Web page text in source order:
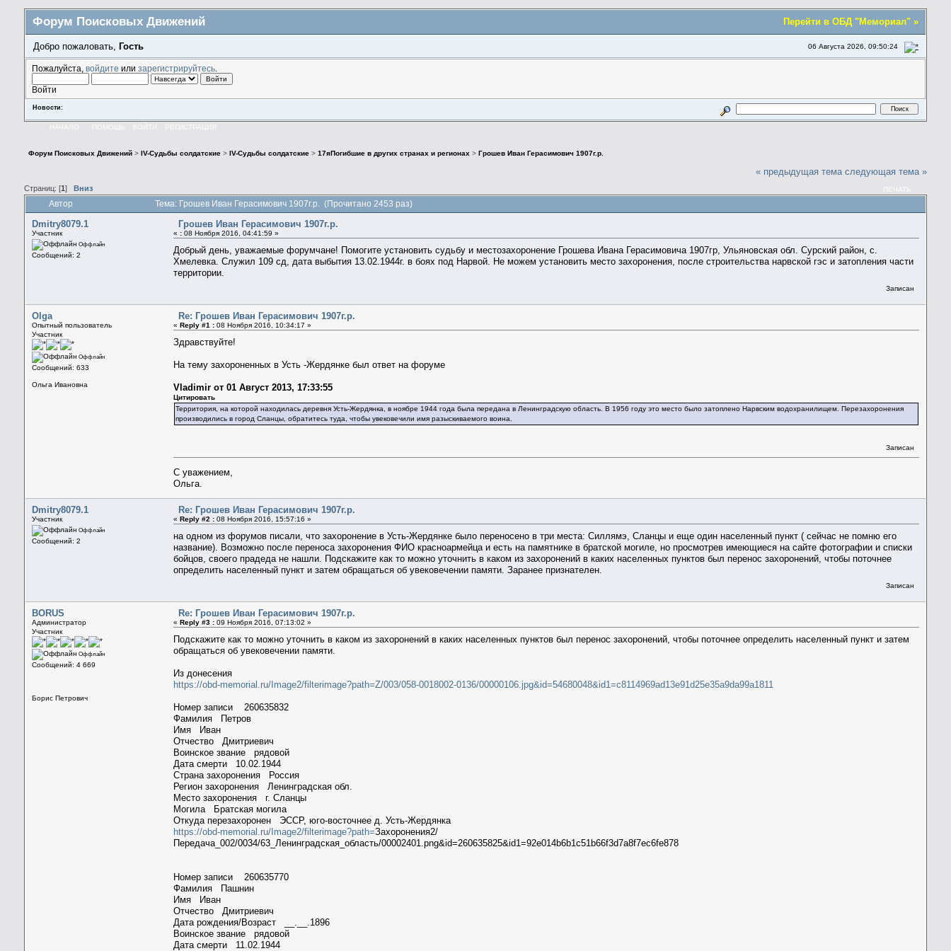
Перейти в ОБД "Мемориал" »
Форум Поисковых Движений
06 Августа 2026, 09:50:24
Добро пожаловать, Гость
Пожалуйста, войдите или зарегистрируйтесь.
Войти
Новости:
НАЧАЛО ПОМОЩЬ ВОЙТИ РЕГИСТРАЦИЯ
Форум Поисковых Движений > IV-Судьбы солдатские > IV-Судьбы солдатские >17яПогибшие в других странах и регионах > Грошев Иван Герасимович 1907г.р.
« предыдущая тема следующая тема »
Страниц: [1 ] Вниз ПЕЧАТЬ
Автор Тема: Грошев Иван Герасимович 1907г.р. (Прочитано 2453 раз)
Dmitry8079.1
Участник
Оффлайн
Сообщений: 2
Грошев Иван Герасимович 1907г.р.
« : 08 Ноября 2016, 04:41:59 »
Добрый день, уважаемые форумчане! Помогите установить судьбу и местозахоронение Грошева Ивана Герасимовича 1907гр, Ульяновская обл. Сурский район, с.
Хмелевка. Служил 109 сд, дата выбытия 13.02.1944г. в боях под Нарвой. Не можем установить место захоронения, после строительства нарвской гэс и затопления части
территории.
Записан
Olga
Опытный пользователь
Участник
Оффлайн
Сообщений: 633
Ольга Ивановна
Re: Грошев Иван Герасимович 1907г.р.
« Reply #1 : 08 Ноября 2016, 10:34:17 »
Здравствуйте!
На тему захороненных в Усть -Жердянке был ответ на форуме
Vladimir от 01 Август 2013, 17:33:55
Цитировать
Территория, на которой находилась деревня Усть-Жердянка, в ноябре 1944 года была передана в Ленинградскую область. В 1956 году это место было затоплено Нарвским водохранилищем. Перезахоронения
производились в город Сланцы, обратитесь туда, чтобы увековечили имя разыскиваемого воина.
Записан
С уважением,
Ольга.
Dmitry8079.1
Участник
Оффлайн
Сообщений: 2
Re: Грошев Иван Герасимович 1907г.р.
«Reply #2 : 08 Ноября 2016, 15:57:16 »
на одном из форумов писали, что захоронение в Усть-Жердянке было переносено в три места: Силлямэ, Сланцы и еще один населенный пункт ( сейчас не помню его
название). Возможно после переноса захоронения ФИО красноармейца и есть на памятнике в братской могиле, но просмотрев имеющиеся на сайте фотографии и списки
бойцов, своего прадеда не нашли. Подскажите как то можно уточнить в каком из захоронений в каких населенных пунктов был перенос захоронений, чтобы поточнее
определить населенный пункт и затем обращаться об увековечении памяти. Заранее признателен.
Записан
BORUS
Администратор
Участник
Оффлайн
Сообщений: 4 669
Борис Петрович
Re: Грошев Иван Герасимович 1907г.р.
« Reply #3 : 09 Ноября 2016, 07:13:02 »
Подскажите как то можно уточнить в каком из захоронений в каких населенных пунктов был перенос захоронений, чтобы поточнее определить населенный пункт и затем
обращаться об увековечении памяти.
Из донесения
https://obd-memorial.ru/Image2/filterimage?path=Z/003/058-0018002-0136/00000106.jpg&id=54680048&id1=c8114969ad13e91d25e35a9da99a1811
Номер записи 260635832
Фамилия Петров
Имя Иван
Отчество Дмитриевич
Воинское звание рядовой
Дата смерти 10.02.1944
Страна захоронения Россия
Регион захоронения Ленинградская обл.
Место захоронения г. Сланцы
Могила Братская могила
Откуда перезахоронен ЭССР, юго-восточнее д. Усть-Жердянка
https://obd-memorial.ru/Image2/filterimage?path=Захоронения2/
Передача_002/0034/63_Ленинградская_область/00002401.png&id=260635825&id1=92e014b6b1c51b66f3d7a8f7ec6fe878
Номер записи 260635770
Фамилия Пашнин
Имя Иван
Отчество Дмитриевич
Дата рождения/Возраст __.__.1896
Воинское звание рядовой
Дата смерти 11.02.1944